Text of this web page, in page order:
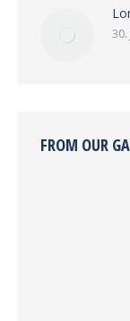
30.
FROM OUR